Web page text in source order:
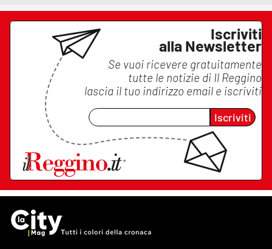
Iscriviti
alla Newsletter
Se vuoi ricevere gratuitamente
tutte le notizie di Il Reggino
lascia il tuo indirizzo email e iscriviti
Iscriviti